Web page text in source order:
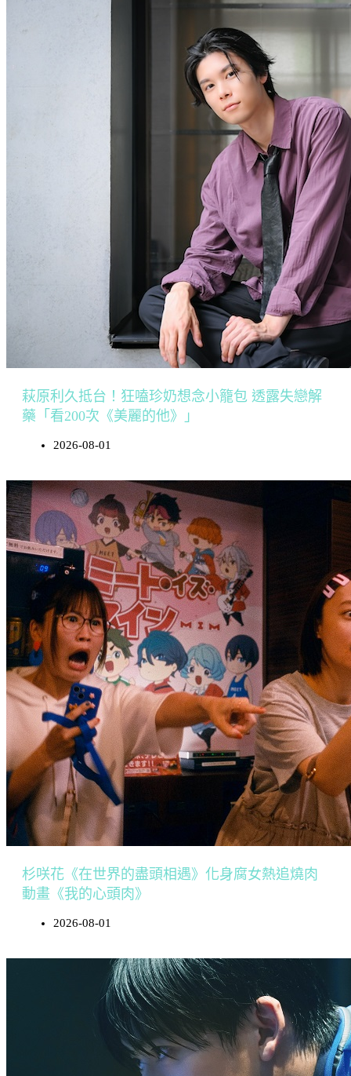
萩原利久抵台！狂嗑珍奶想念小籠包 透露失戀解
藥「看200次《美麗的他》」
2026-08-01
杉咲花《在世界的盡頭相遇》化身腐女熱追燒肉
動畫《我的心頭肉》
2026-08-01